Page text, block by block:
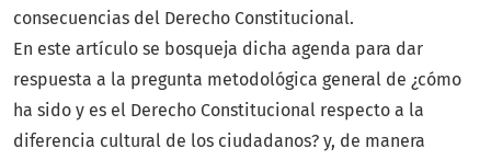
consecuencias del Derecho Constitucional.
En este artículo se bosqueja dicha agenda para dar
respuesta a la pregunta metodológica general de ¿cómo
ha sido y es el Derecho Constitucional respecto a la
diferencia cultural de los ciudadanos? y, de manera